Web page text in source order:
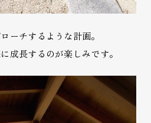
ーチするような計画。
成長するのが楽しみです。